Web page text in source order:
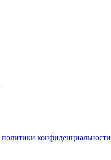
политики конфиденциальности